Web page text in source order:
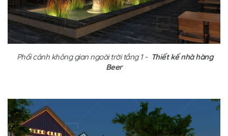
Phối cảnh không gian ngoài trời tầng 1 - Thiết kế nhà hàng
Beer